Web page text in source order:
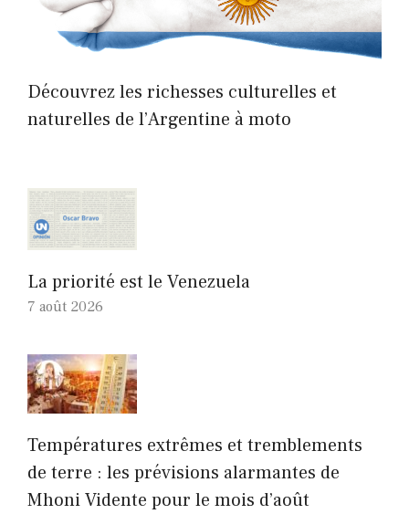
Découvrez les richesses culturelles et
naturelles de l’Argentine à moto
La priorité est le Venezuela
7 août 2026
Températures extrêmes et tremblements
de terre : les prévisions alarmantes de
Mhoni Vidente pour le mois d’août